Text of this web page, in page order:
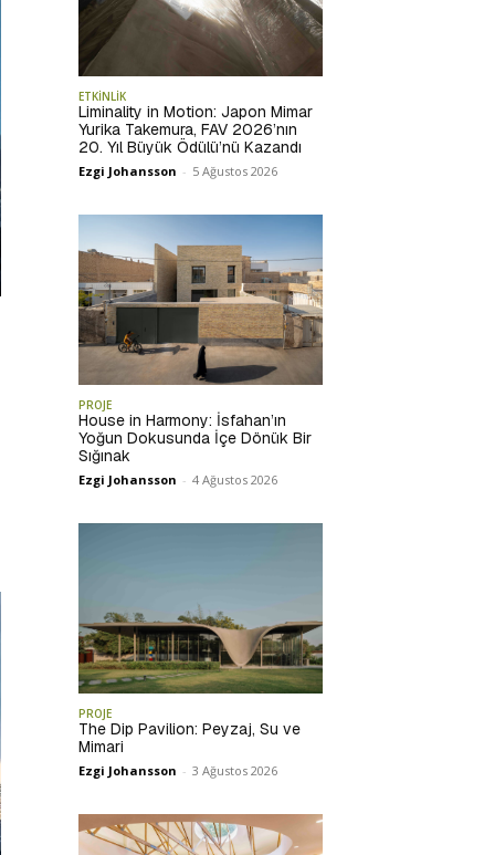
ETKİNLİK
Liminality in Motion: Japon Mimar
Yurika Takemura, FAV 2026’nın
20. Yıl Büyük Ödülü’nü Kazandı
Ezgi Johansson - 5 Ağustos 2026
PROJE
House in Harmony: İsfahan’ın
Yoğun Dokusunda İçe Dönük Bir
Sığınak
Ezgi Johansson - 4 Ağustos 2026
PROJE
The Dip Pavilion: Peyzaj, Su ve
Mimari
Ezgi Johansson - 3 Ağustos 2026